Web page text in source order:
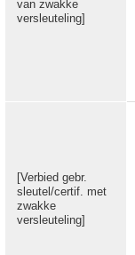
van zwakke
versleuteling]
[Verbied gebr.
sleutel/certif. met
zwakke
versleuteling]